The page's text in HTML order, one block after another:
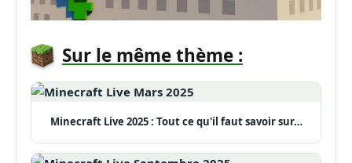
Sur le même thème :
Minecraft Live 2025 : Tout ce qu'il faut savoir sur…